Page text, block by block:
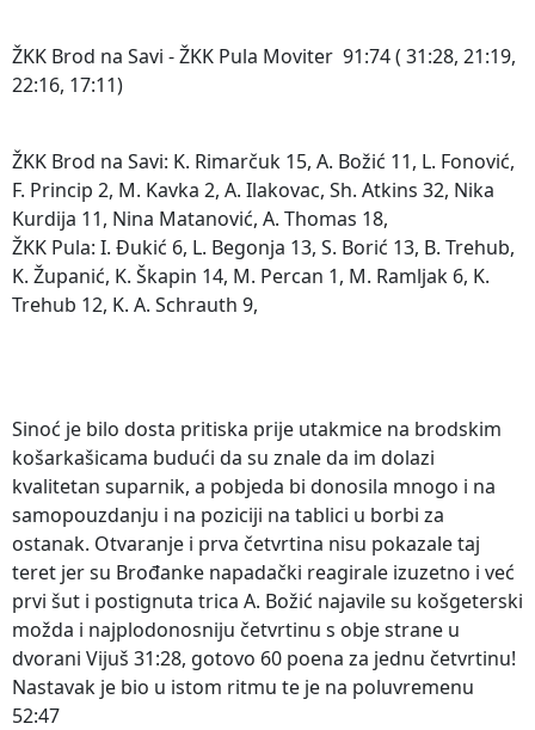
ŽKK Brod na Savi - ŽKK Pula Moviter 91:74 ( 31:28, 21:19,
22:16, 17:11)
ŽKK Brod na Savi: K. Rimarčuk 15, A. Božić 11, L. Fonović,
F. Princip 2, M. Kavka 2, A. Ilakovac, Sh. Atkins 32, Nika
Kurdija 11, Nina Matanović, A. Thomas 18,
ŽKK Pula: I. Đukić 6, L. Begonja 13, S. Borić 13, B. Trehub,
K. Županić, K. Škapin 14, M. Percan 1, M. Ramljak 6, K.
Trehub 12, K. A. Schrauth 9,
Sinoć je bilo dosta pritiska prije utakmice na brodskim
košarkašicama budući da su znale da im dolazi
kvalitetan suparnik, a pobjeda bi donosila mnogo i na
samopouzdanju i na poziciji na tablici u borbi za
ostanak. Otvaranje i prva četvrtina nisu pokazale taj
teret jer su Brođanke napadački reagirale izuzetno i već
prvi šut i postignuta trica A. Božić najavile su košgeterski
možda i najplodonosniju četvrtinu s obje strane u
dvorani Vijuš 31:28, gotovo 60 poena za jednu četvrtinu!
Nastavak je bio u istom ritmu te je na poluvremenu
52:47